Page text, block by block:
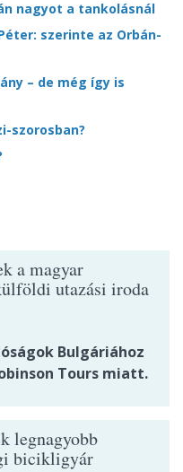
nagyot a tankolásnál
szerinte az Orbán-
– de még így is
szorosban?
a magyar
utazási iroda
Bulgáriához
Tours miatt.
legnagyobb
bicikligyár